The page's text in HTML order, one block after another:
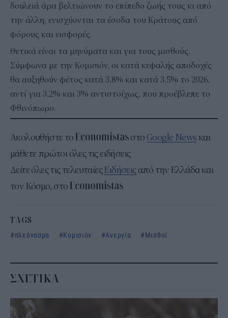
δουλειά άρα βελτιώνουν το επίπεδο ζωής τους κι από
την άλλη, ενισχύονται τα έσοδα του Κράτους από
φόρους και εισφορές.
Θετικά είναι τα μηνύματα και για τους μισθούς.
Σύμφωνα με την Κομισιόν, οι κατά κεφαλής αποδοχές
θα αυξηθούν φέτος κατά 3,8% και κατά 3,5% το 2026,
αντί για 3,2% και 3% αντιστοίχως, που προέβλεπε το
Φθινόπωρο.
Ακολουθήστε το στο Google Newsκαι
μάθετε πρώτοι όλες τις ειδήσεις
Δείτε όλες τις τελευταίεςΕιδήσειςαπό την Ελλάδα και
τον Κόσμο, στο
TAGS
πλεόνασμα
Κομισιόν Ανεργία Μισθοί
ΣΧΕΤΙΚΑ